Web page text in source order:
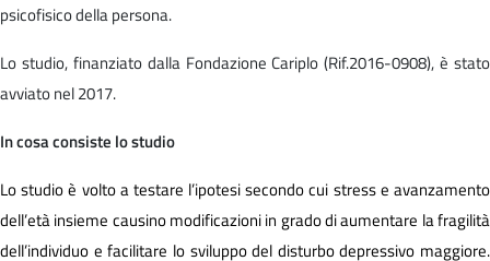
psicofisico della persona.
Lo studio, finanziato dalla Fondazione Cariplo (Rif.2016-0908), è stato
avviato nel 2017.
In cosa consiste lo studio
Lo studio è volto a testare l’ipotesi secondo cui stress e avanzamento
dell’età insieme causino modificazioni in grado di aumentare la fragilità
dell’individuo e facilitare lo sviluppo del disturbo depressivo maggiore.